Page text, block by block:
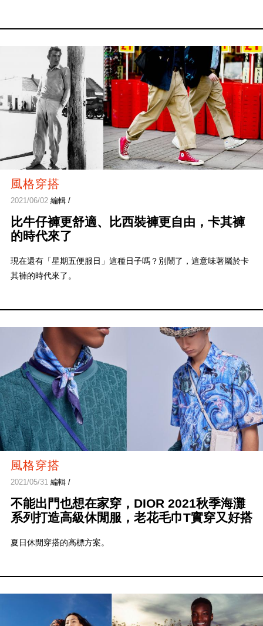
風格穿搭
2021/06/02編輯 /
比牛仔褲更舒適、比西裝褲更自由，卡其褲
的時代來了
現在還有「星期五便服日」這種日子嗎？別鬧了，這意味著屬於卡
其褲的時代來了。
風格穿搭
2021/05/31 編輯 /
不能出門也想在家穿，DIOR 2021秋季海灘
系列打造高級休閒服，老花毛巾T實穿又好搭
夏日休閒穿搭的高標方案。